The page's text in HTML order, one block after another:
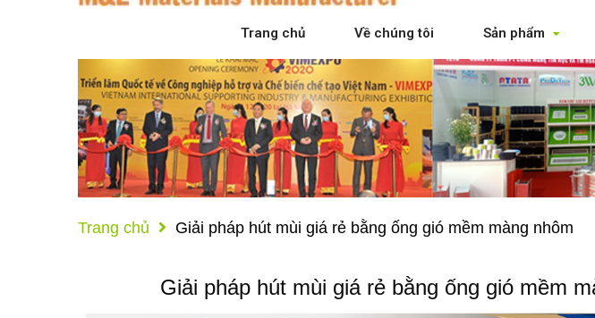
Trang chủ Về chúng tôi Sản phẩm
Trang chủ Giải pháp hút mùi giá rẻ bằng ống gió mềm màng nhôm
Giải pháp hút mùi giá rẻ bằng ống gió mềm